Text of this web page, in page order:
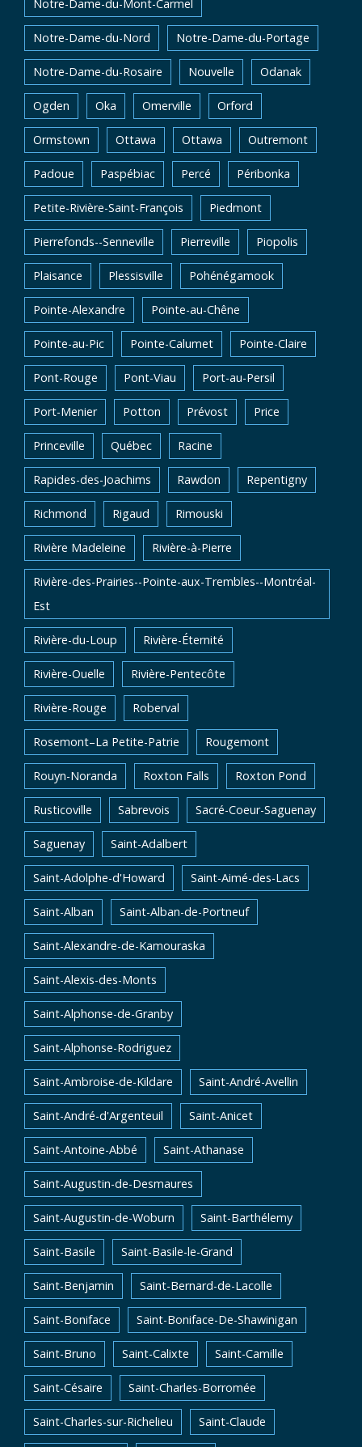
Notre-Dame-du-Mont-Carmel
Notre-Dame-du-Nord Notre-Dame-du-Portage
Notre-Dame-du-Rosaire Nouvelle Odanak
Ogden Oka Omerville Orford
Ormstown Ottawa Ottawa Outremont
Padoue Paspébiac Percé Péribonka
Petite-Rivière-Saint-François Piedmont
Pierrefonds--Senneville Pierreville Piopolis
Plaisance Plessisville Pohénégamook
Pointe-Alexandre Pointe-au-Chêne
Pointe-au-Pic Pointe-Calumet Pointe-Claire
Pont-Rouge Pont-Viau Port-au-Persil
Port-Menier Potton Prévost Price
Princeville Québec Racine
Rapides-des-Joachims Rawdon Repentigny
Richmond Rigaud Rimouski
Rivière Madeleine Rivière-à-Pierre
Rivière-des-Prairies--Pointe-aux-Trembles--Montréal-
Est
Rivière-du-Loup Rivière-Éternité
Rivière-Ouelle Rivière-Pentecôte
Rivière-Rouge Roberval
Rosemont–La Petite-Patrie Rougemont
Rouyn-Noranda Roxton Falls Roxton Pond
Rusticoville Sabrevois Sacré-Coeur-Saguenay
Saguenay Saint-Adalbert
Saint-Adolphe-d'Howard Saint-Aimé-des-Lacs
Saint-Alban Saint-Alban-de-Portneuf
Saint-Alexandre-de-Kamouraska
Saint-Alexis-des-Monts
Saint-Alphonse-de-Granby
Saint-Alphonse-Rodriguez
Saint-Ambroise-de-Kildare Saint-André-Avellin
Saint-André-d'Argenteuil Saint-Anicet
Saint-Antoine-Abbé Saint-Athanase
Saint-Augustin-de-Desmaures
Saint-Augustin-de-Woburn Saint-Barthélemy
Saint-Basile Saint-Basile-le-Grand
Saint-Benjamin Saint-Bernard-de-Lacolle
Saint-Boniface Saint-Boniface-De-Shawinigan
Saint-Bruno Saint-Calixte Saint-Camille
Saint-Césaire Saint-Charles-Borromée
Saint-Charles-sur-Richelieu Saint-Claude